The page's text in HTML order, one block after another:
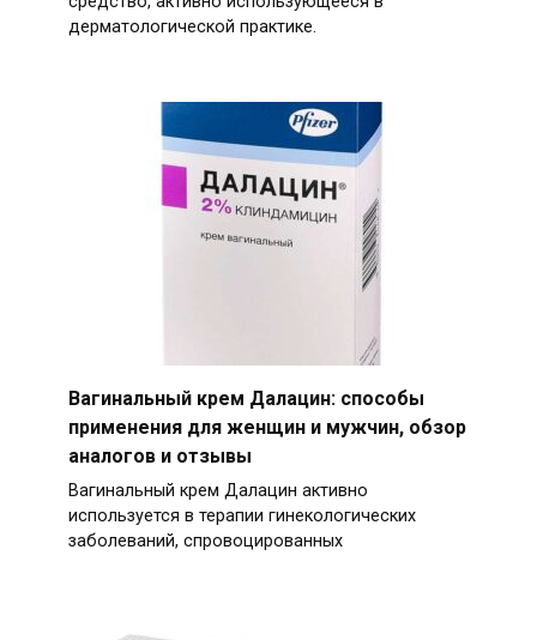
дерматологической практике.
Вагинальный крем Далацин: способы
применения для женщин и мужчин, обзор
аналогов и отзывы
Вагинальный крем Далацин активно
используется в терапии гинекологических
заболеваний, спровоцированных